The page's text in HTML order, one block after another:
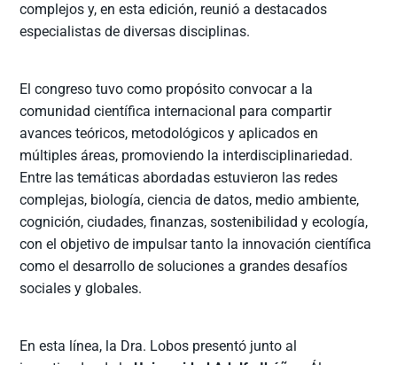
complejos y, en esta edición, reunió a destacados
especialistas de diversas disciplinas.
El congreso tuvo como propósito convocar a la
comunidad científica internacional para compartir
avances teóricos, metodológicos y aplicados en
múltiples áreas, promoviendo la interdisciplinariedad.
Entre las temáticas abordadas estuvieron las redes
complejas, biología, ciencia de datos, medio ambiente,
cognición, ciudades, finanzas, sostenibilidad y ecología,
con el objetivo de impulsar tanto la innovación científica
como el desarrollo de soluciones a grandes desafíos
sociales y globales.
En esta línea, la Dra. Lobos presentó junto al